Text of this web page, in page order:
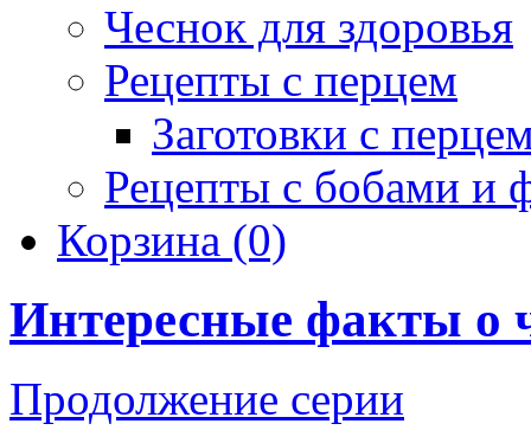
Чеснок для здоровья
Рецепты с перцем
Заготовки с
Рецепты с бобами и
Корзина (0)
Интересные факты о
Продолжение серии